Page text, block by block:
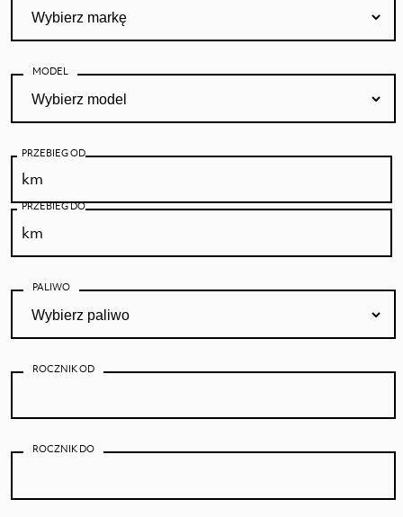
MODEL
PRZEBIEG OD
PRZEBIEG DO
PALIWO
ROCZNIK OD
ROCZNIK DO